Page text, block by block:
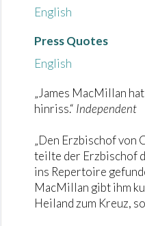
English
Press Quotes
English
„James MacMillan
hinriss.“ Independent
„Den Erzbischof von
teilte der Erzbischof
ins Repertoire
MacMillan gibt ihm
Heiland zum Kreuz,